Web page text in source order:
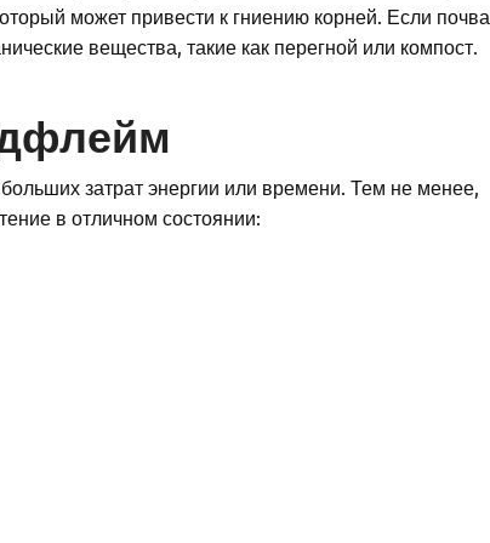
может привести к гниению корней. Если почва
вещества, такие как перегной или компост.
затрат энергии или времени. Тем не менее,
в отличном состоянии: